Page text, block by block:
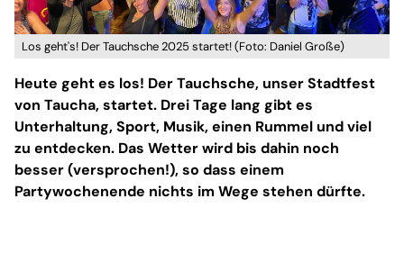
Los geht's! Der Tauchsche 2025 startet! (Foto: Daniel Große)
Heute geht es los! Der Tauchsche, unser Stadtfest
von Taucha, startet. Drei Tage lang gibt es
Unterhaltung, Sport, Musik, einen Rummel und viel
zu entdecken. Das Wetter wird bis dahin noch
besser (versprochen!), so dass einem
Partywochenende nichts im Wege stehen dürfte.